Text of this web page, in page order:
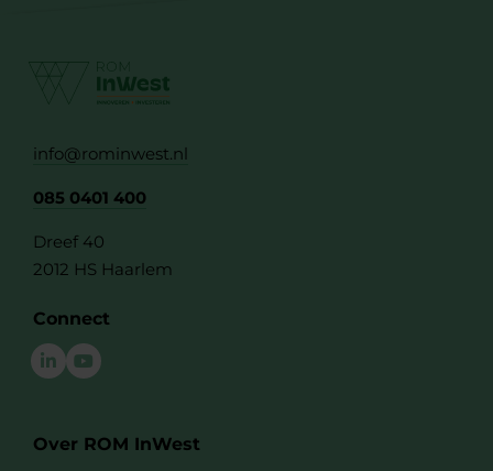
info@rominwest.nl
085 0401 400
Dreef 40
2012 HS Haarlem
Connect
Over ROM InWest